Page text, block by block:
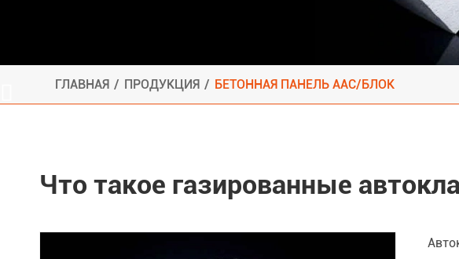
ГЛАВНАЯ ПРОДУКЦИЯ БЕТОННАЯ ПАНЕЛЬ AAC/БЛОК
Что такое газированные